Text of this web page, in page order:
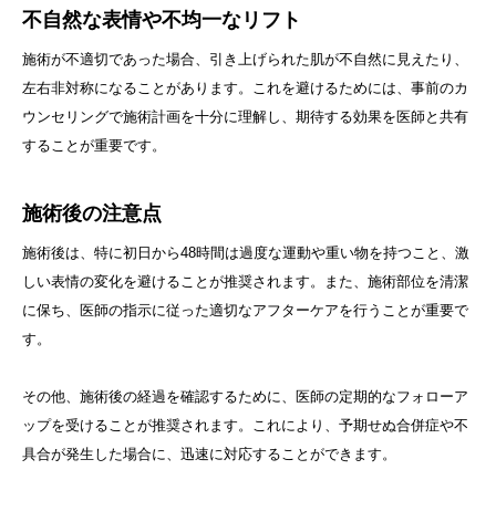
不自然な表情や不均一なリフト
施術が不適切であった場合、引き上げられた肌が不自然に見えたり、
左右非対称になることがあります。これを避けるためには、事前のカ
ウンセリングで施術計画を十分に理解し、期待する効果を医師と共有
することが重要です。
施術後の注意点
施術後は、特に初日から48時間は過度な運動や重い物を持つこと、激
しい表情の変化を避けることが推奨されます。また、施術部位を清潔
に保ち、医師の指示に従った適切なアフターケアを行うことが重要で
す。
その他、施術後の経過を確認するために、医師の定期的なフォローア
ップを受けることが推奨されます。これにより、予期せぬ合併症や不
具合が発生した場合に、迅速に対応することができます。